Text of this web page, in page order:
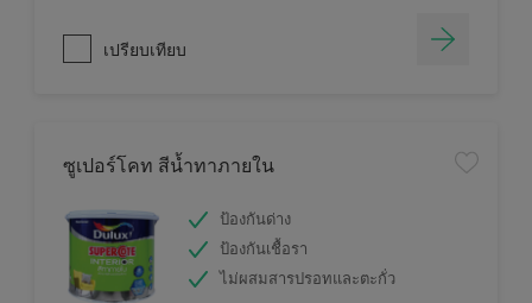
เปรียบเทียบ
ซูเปอร์โคท สีน้ำทาภายใน
ป้องกันด่าง
ป้องกันเชื้อรา
ไม่ผสมสารปรอทและตะกั่ว